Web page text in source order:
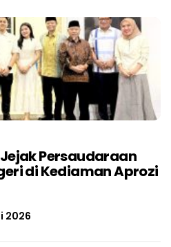
Persaudaraan
di Kediaman Aprozi
2026